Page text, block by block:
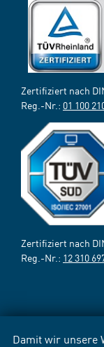
Damit wir unsere
Zertifiziert nach
Reg.-Nr.: 01 100
Zertifiziert nach
Reg.-Nr.: 12 310